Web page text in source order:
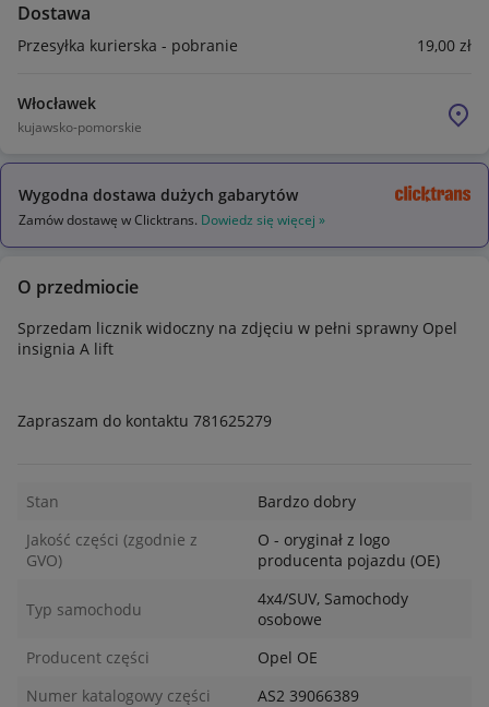
Dostawa
Przesyłka kurierska - pobranie 19,00 zł
Włocławek
kujawsko-pomorskie
Wygodna dostawa dużych gabarytów
Zamów dostawę w Clicktrans. Dowiedz się więcej »
O przedmiocie
Sprzedam licznik widoczny na zdjęciu w pełni sprawny Opel
insignia A lift
Zapraszam do kontaktu 781625279
Stan
Bardzo dobry
Jakość części (zgodnie z
GVO)
O - oryginał z logo
producenta pojazdu (OE)
Typ samochodu
4x4/SUV, Samochody
osobowe
Producent części
Opel OE
Numer katalogowy części
AS2 39066389